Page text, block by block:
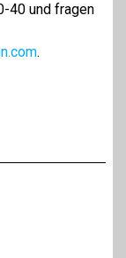
40 und fragen
.